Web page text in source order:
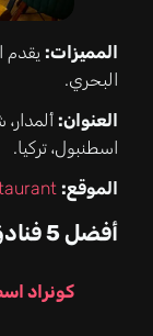
المميزات: يقدم
البحري.
العنوان:
اسطنبول، تركيا.
الموقع:
أفضل 5 فنادق في اسطنبول
كونراد